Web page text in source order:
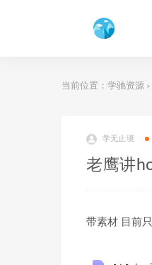
当前位置： 学驰资源 >
学无止境
老鹰讲
带素材 目前